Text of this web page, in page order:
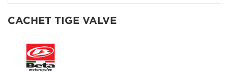
CACHET TIGE VALVE